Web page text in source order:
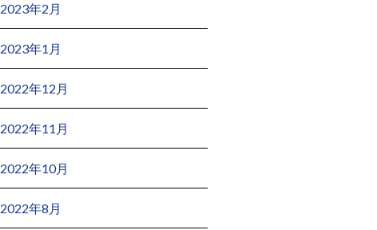
2023年2月
2023年1月
2022年12月
2022年11月
2022年10月
2022年8月